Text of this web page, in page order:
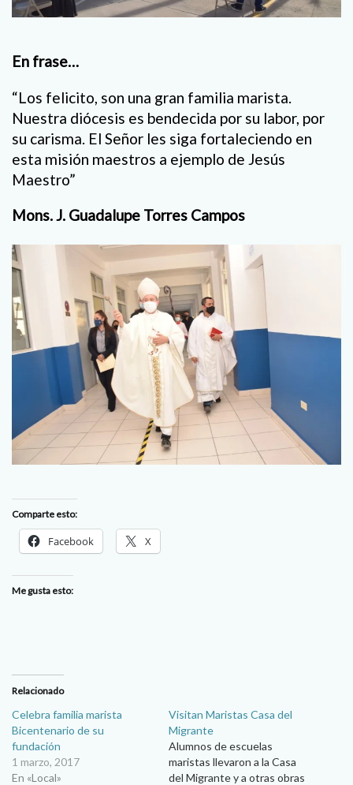
En frase…
“Los felicito, son una gran familia marista.
Nuestra diócesis es bendecida por su labor, por
su carisma. El Señor les siga fortaleciendo en
esta misión maestros a ejemplo de Jesús
Maestro”
Mons. J. Guadalupe Torres Campos
Comparte esto:
Facebook X
Me gusta esto:
Relacionado
Celebra familia marista
Bicentenario de su
fundación
1 marzo, 2017
En «Local»
Visitan Maristas Casa del
Migrante
Alumnos de escuelas
maristas llevaron a la Casa
del Migrante y a otras obras